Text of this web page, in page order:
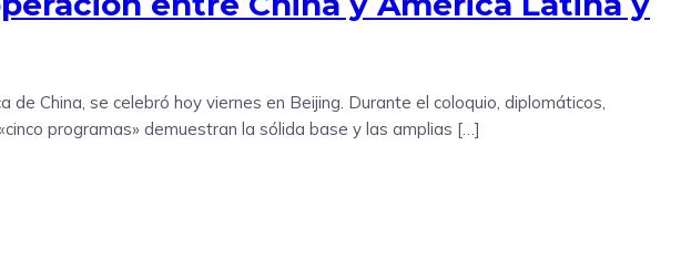
China, se celebró hoy viernes en Beijing. Durante el coloquio, diplomáticos,
programas» demuestran la sólida base y las amplias […]